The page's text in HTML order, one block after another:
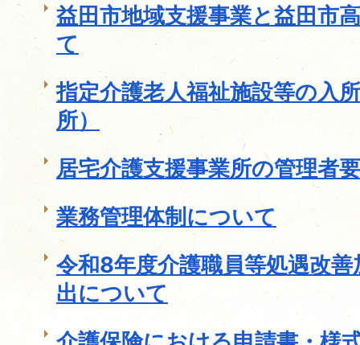
益田市地域支援事業と益田市
て
指定介護老人福祉施設等の入
所）
居宅介護支援事業所の管理者
業務管理体制について
令和8年度介護職員等処遇改
出について